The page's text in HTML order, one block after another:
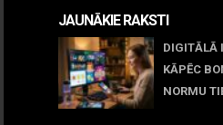
JAUNĀKIE RAKSTI
DIGITĀLĀ
KĀPĒC
NORMU